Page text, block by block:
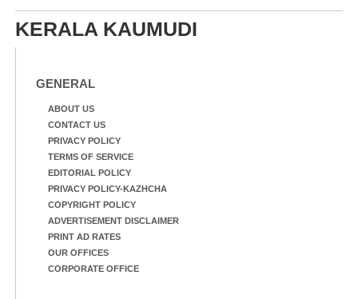
KERALA KAUMUDI
GENERAL
ABOUT US
CONTACT US
PRIVACY POLICY
TERMS OF SERVICE
EDITORIAL POLICY
PRIVACY POLICY-KAZHCHA
COPYRIGHT POLICY
ADVERTISEMENT DISCLAIMER
PRINT AD RATES
OUR OFFICES
CORPORATE OFFICE